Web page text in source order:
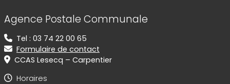
Agence Postale Communale
Tel : 03 74 22 00 65
Formulaire de contact
CCAS Lesecq – Carpentier
Horaires